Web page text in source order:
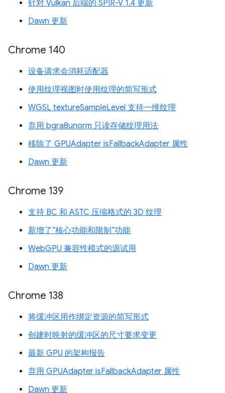
针对 Vulkan 后端的 SPIR-V 1.4 更新
Dawn 更新
Chrome 140
设备请求会消耗适配器
使用纹理视图时使用纹理的简写形式
WGSL textureSampleLevel 支持一维纹理
弃用 bgra8unorm 只读存储纹理用法
移除了 GPUAdapter isFallbackAdapter 属性
Dawn 更新
Chrome 139
支持 BC 和 ASTC 压缩格式的 3D 纹理
新增了“核心功能和限制”功能
WebGPU 兼容性模式的源试用
Dawn 更新
Chrome 138
将缓冲区用作绑定资源的简写形式
创建时映射的缓冲区的尺寸要求变更
最新 GPU 的架构报告
弃用 GPUAdapter isFallbackAdapter 属性
Dawn 更新